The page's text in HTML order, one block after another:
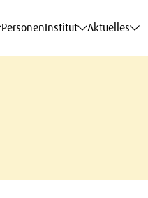
PersonenInstitut Aktuelles